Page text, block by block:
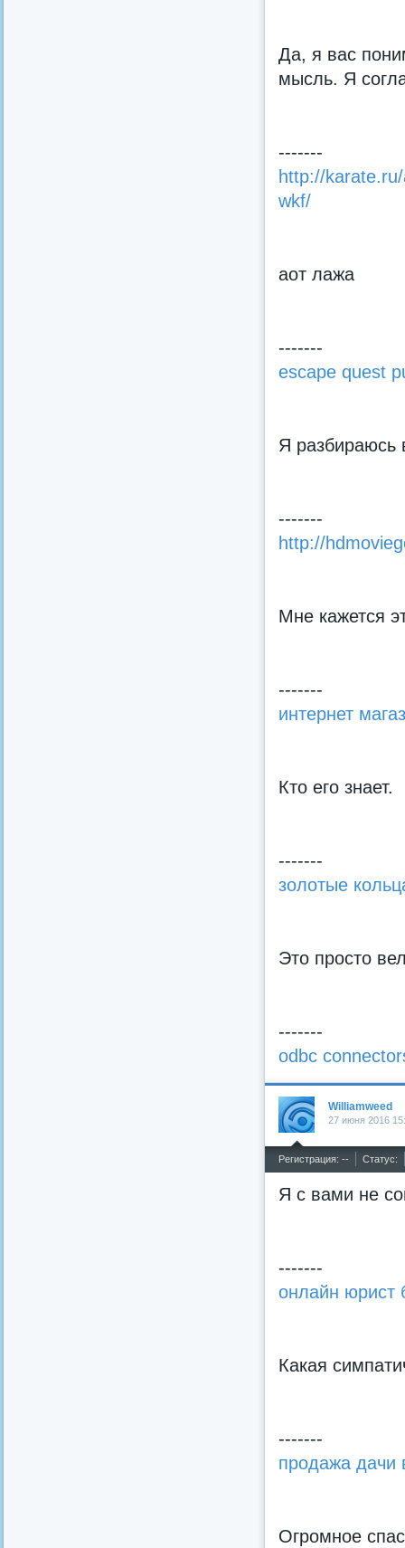
Да, я вас
мысль. Я
-------
http://
wkf/
аот лажа
-------
escape quest
Я разбираюсь
-------
http://
Мне кажется
-------
интернет
Кто его знает.
-------
золотые
Это просто
-------
odbc
Williamweed
27 июня 2016
Регистрация: -- Статус:
Я с вами не
-------
онлайн юрист
Какая
-------
продажа дачи
Огромное